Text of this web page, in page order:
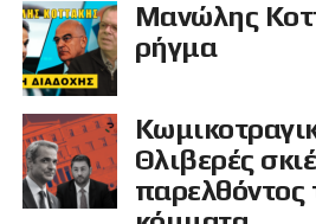
Μανώλης
ρήγμα
Θλιβερές
παρελθόντος